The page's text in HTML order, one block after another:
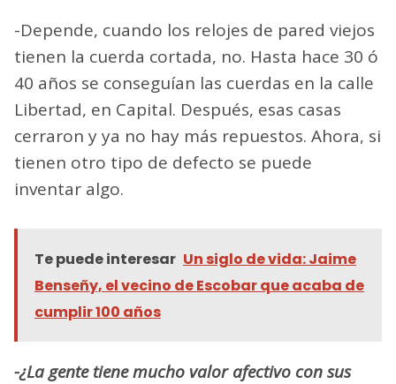
-Depende, cuando los relojes de pared viejos
tienen la cuerda cortada, no. Hasta hace 30 ó
40 años se conseguían las cuerdas en la calle
Libertad, en Capital. Después, esas casas
cerraron y ya no hay más repuestos. Ahora, si
tienen otro tipo de defecto se puede
inventar algo.
Te puede interesar Un siglo de vida: Jaime
Benseñy, el vecino de Escobar que acaba de
cumplir 100 años
-¿La gente tiene mucho valor afectivo con sus